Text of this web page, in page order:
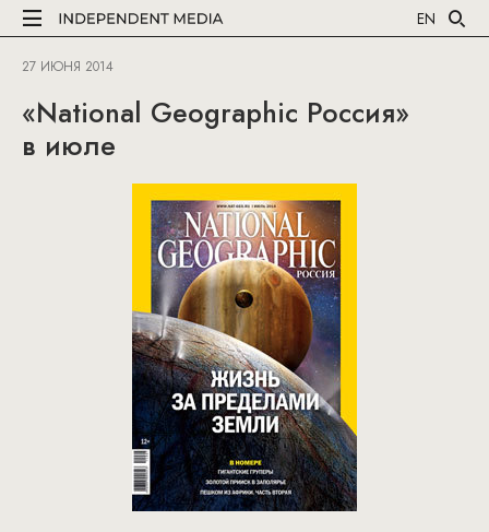
EN
27 ИЮНЯ 2014
«National Geographic Россия»
в июле